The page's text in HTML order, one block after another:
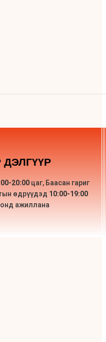
20:00 цаг, Баасан гариг
өдрүүдэд 10:00-19:00
ажиллана